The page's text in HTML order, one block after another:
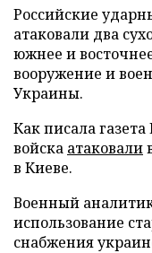
Российские
атаковали два
южнее и
вооружение и
Украины.
Как писала
войска атаковали
в Киеве.
Военный
использование
снабжения